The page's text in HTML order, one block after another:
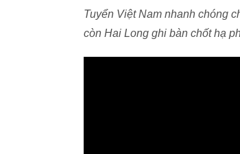
Tuyển Việt Nam nhanh chóng
còn Hai Long ghi bàn chốt hạ